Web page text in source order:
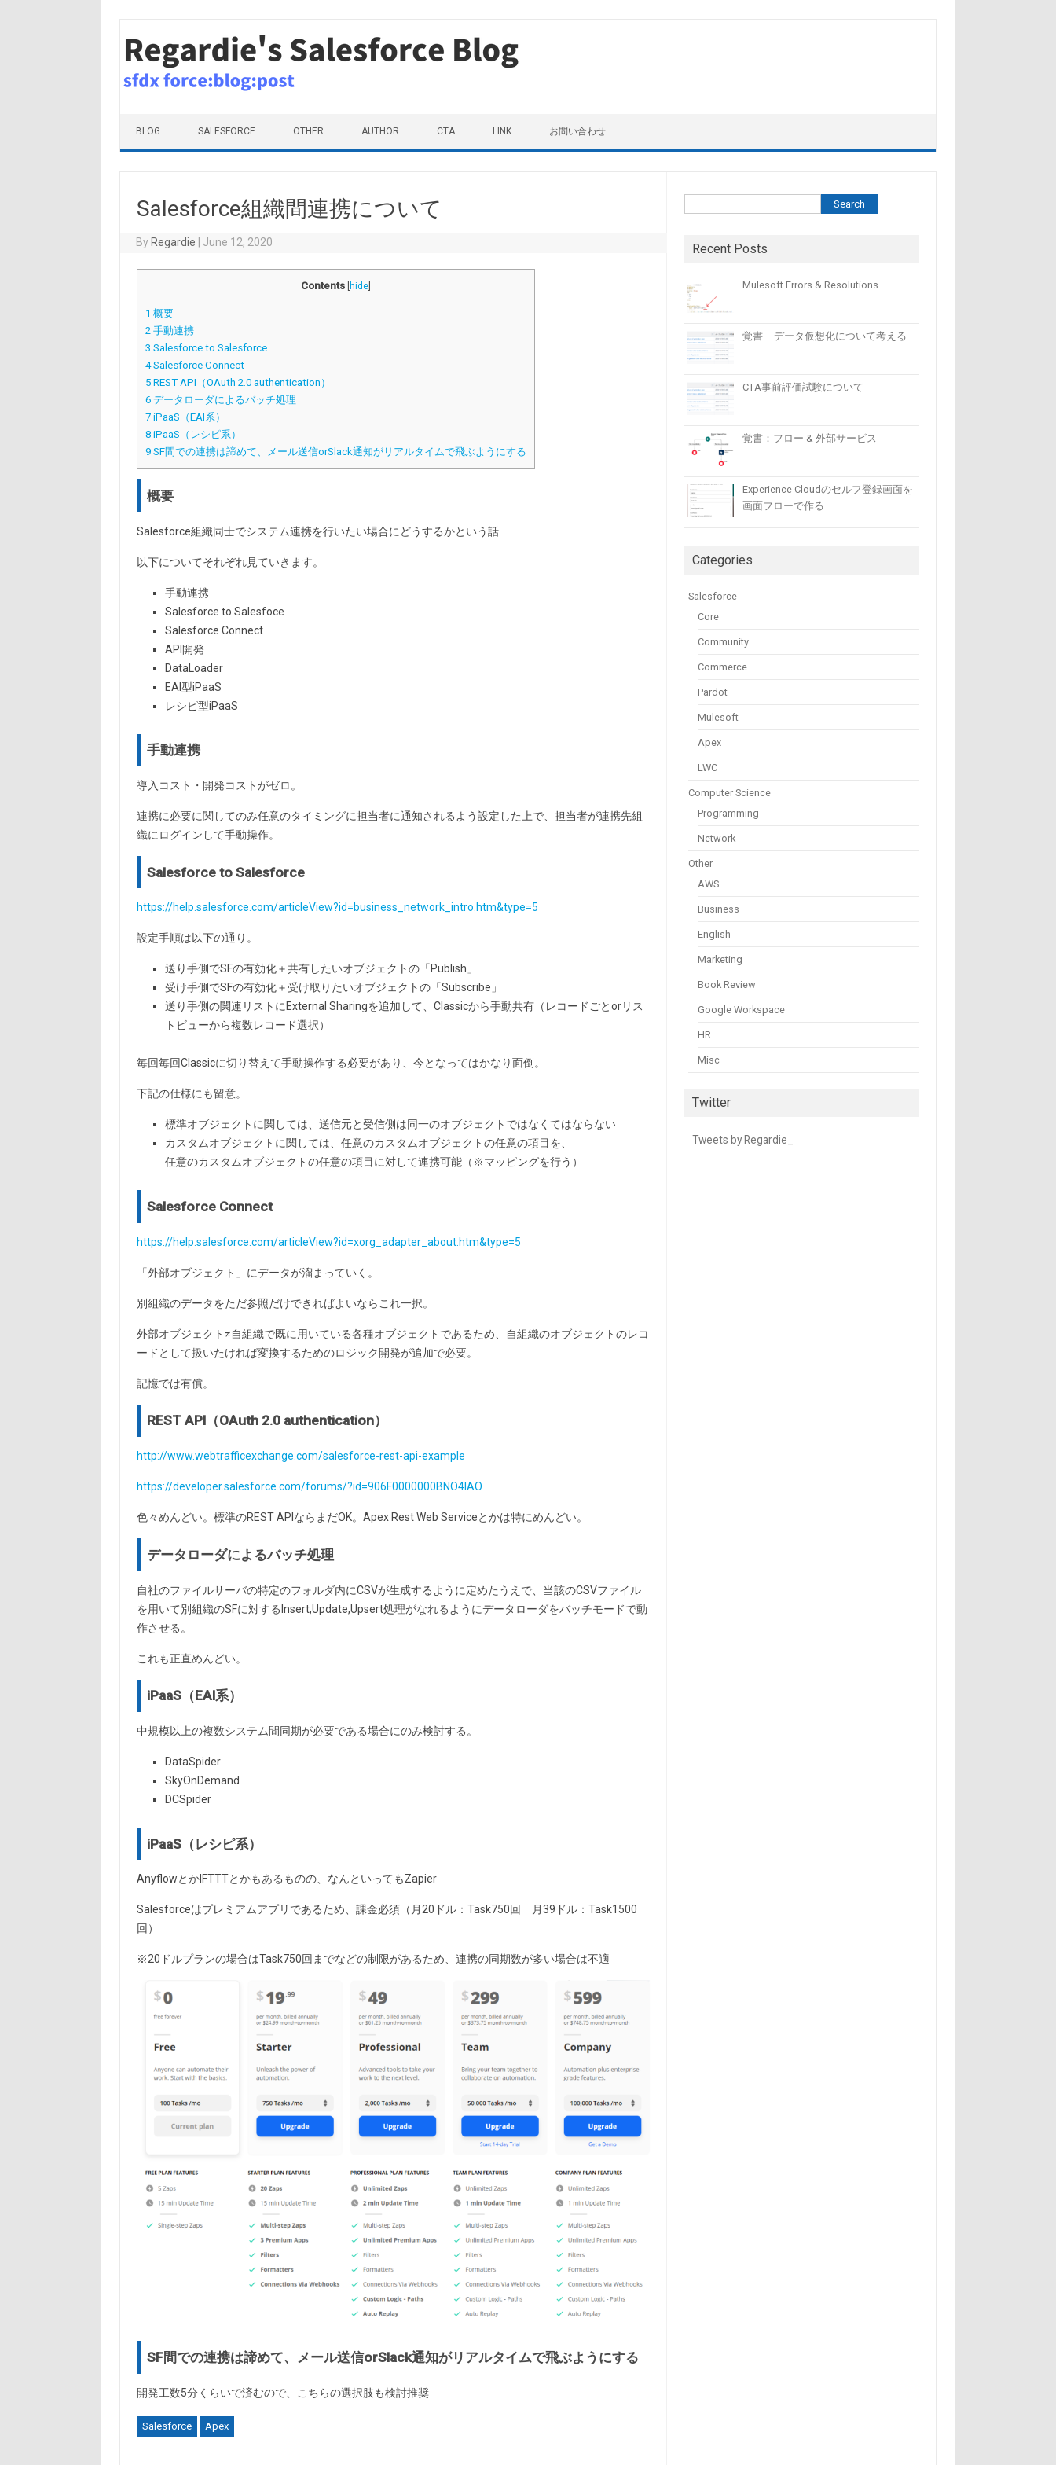
BLOG SALESFORCE OTHER AUTHOR CTA LINK お問い合わせ
Salesforce組織間連携について
By Regardie June 12, 2020
Contents hide]
1 概要
2手動連携
3 Salesforce to Salesforce
4Salesforce Connect
5REST API（OAuth 2.0 authentication）
6データローダによるバッチ処理
7iPaaS（EAI系）
8iPaaS（レシピ系）
9SF間での連携は諦めて、メール送信orSlack通知がリアルタイムで飛ぶようにする
概要
Salesforce組織同士でシステム連携を行いたい場合にどうするかという話
以下についてそれぞれ見ていきます。
手動連携
Salesforce to Salesfoce
Salesforce Connect
API開発
DataLoader
EAI型iPaaS
レシピ型iPaaS
手動連携
導入コスト・開発コストがゼロ。
連携に必要に関してのみ任意のタイミングに担当者に通知されるよう設定した上で、担当者が連携先組
織にログインして手動操作。
Salesforce to Salesforce
https://help.salesforce.com/articleView?id=business_network_intro.htm&type=5
設定手順は以下の通り。
送り手側でSFの有効化＋共有したいオブジェクトの「Publish」
受け手側でSFの有効化＋受け取りたいオブジェクトの「Subscribe」
送り手側の関連リストにExternal Sharingを追加して、Classicから手動共有（レコードごとorリス
トビューから複数レコード選択）
毎回毎回Classicに切り替えて手動操作する必要があり、今となってはかなり面倒。
下記の仕様にも留意。
標準オブジェクトに関しては、送信元と受信側は同一のオブジェクトではなくてはならない
カスタムオブジェクトに関しては、任意のカスタムオブジェクトの任意の項目を、
任意のカスタムオブジェクトの任意の項目に対して連携可能（※マッピングを行う）
Salesforce Connect
https://help.salesforce.com/articleView?id=xorg_adapter_about.htm&type=5
「外部オブジェクト」にデータが溜まっていく。
別組織のデータをただ参照だけできればよいならこれ一択。
外部オブジェクト≠自組織で既に用いている各種オブジェクトであるため、自組織のオブジェクトのレコ
ードとして扱いたければ変換するためのロジック開発が追加で必要。
記憶では有償。
REST API（OAuth 2.0 authentication）
http://www.webtrafficexchange.com/salesforce-rest-api-example
https://developer.salesforce.com/forums/?id=906F0000000BNO4IAO
色々めんどい。標準のREST APIならまだOK。Apex Rest Web Serviceとかは特にめんどい。
データローダによるバッチ処理
自社のファイルサーバの特定のフォルダ内にCSVが生成するように定めたうえで、当該のCSVファイル
を用いて別組織のSFに対するInsert,Update,Upsert処理がなれるようにデータローダをバッチモードで動
作させる。
これも正直めんどい。
iPaaS（EAI系）
中規模以上の複数システム間同期が必要である場合にのみ検討する。
DataSpider
SkyOnDemand
DCSpider
iPaaS（レシピ系）
AnyflowとかIFTTTとかもあるものの、なんといってもZapier
Salesforceはプレミアムアプリであるため、課金必須（月20ドル：Task750回 月39ドル：Task1500
回）
※20ドルプランの場合はTask750回までなどの制限があるため、連携の同期数が多い場合は不適
SF間での連携は諦めて、メール送信orSlack通知がリアルタイムで飛ぶようにする
開発工数5分くらいで済むので、こちらの選択肢も検討推奨
Salesforce Apex
検索
Search
Recent Posts
Mulesoft Errors & Resolutions
覚書 – データ仮想化について考える
CTA事前評価試験について
覚書：フロー & 外部サービス
Experience Cloudのセルフ登録画面を
画面フローで作る
Categories
Salesforce
Core
Community
Commerce
Pardot
Mulesoft
Apex
LWC
Computer Science
Programming
Network
Other
AWS
Business
English
Marketing
Book Review
Google Workspace
HR
Misc
Twitter
Tweets by Regardie_